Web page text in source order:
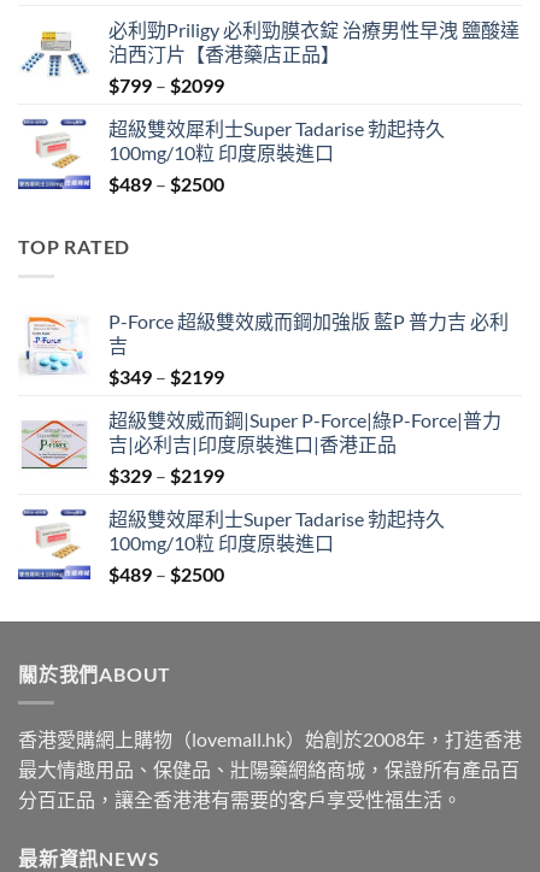
was:
$399.
is:
$369.
必利勁Priligy 必利勁膜衣錠 治療男性早洩 鹽酸達
泊西汀片【香港藥店正品】
$799 – $2099Price
$799
through
$2099
超級雙效犀利士Super Tadarise 勃起持久
100mg/10粒 印度原裝進口
$489 – $2500Price
TOP RATED
P-Force 超級雙效威而鋼加強版 藍P 普力吉 必利
吉
$349 – $2199Price
$349
through
$2199
超級雙效威而鋼|Super P-Force|綠P-Force|普力
吉|必利吉|印度原裝進口|香港正品
$329 – $2199Price
$329
through
$2199
超級雙效犀利士Super Tadarise 勃起持久
100mg/10粒 印度原裝進口
$489 – $2500Price
$489
關於我們ABOUT
香港愛購網上購物（lovemall.hk）始創於2008年，打造香港
最大情趣用品、保健品、壯陽藥網絡商城，保證所有產品百
分百正品，讓全香港港有需要的客戶享受性福生活。
最新資訊NEWS